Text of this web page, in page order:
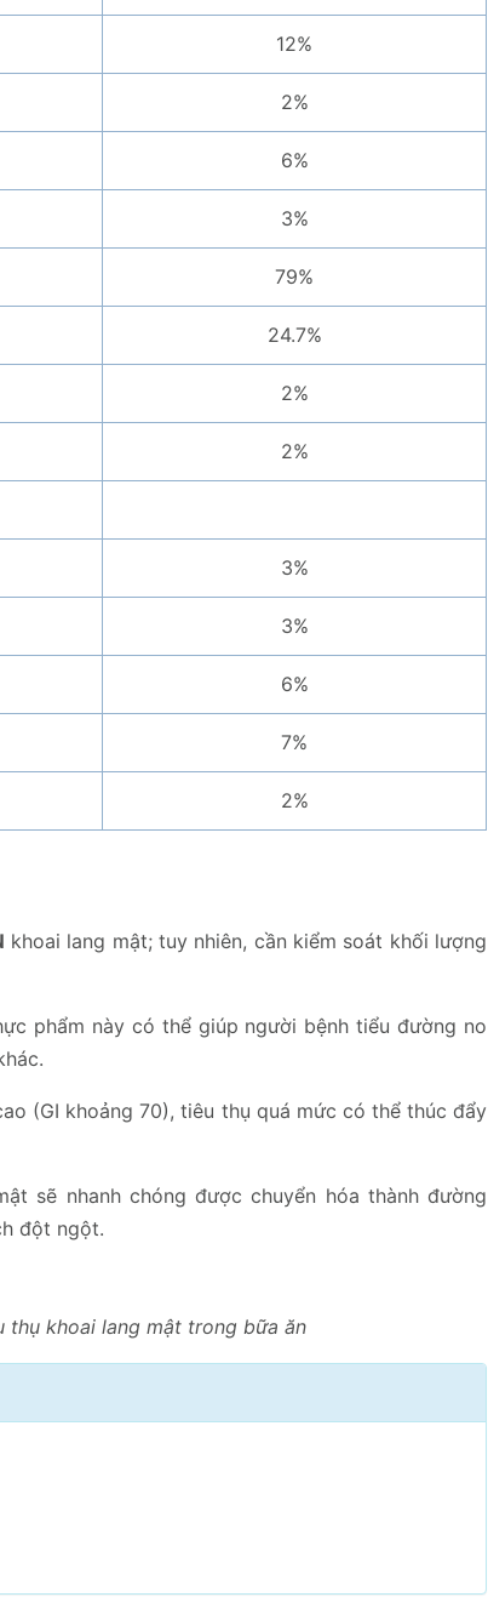
12%
2%
6%
3%
79%
24.7%
2%
2%
3%
3%
6%
7%
2%
khoai lang mật; tuy nhiên, cần kiểm soát khối lượng
phẩm này có thể giúp người bệnh tiểu đường no
(GI khoảng 70), tiêu thụ quá mức có thể thúc đẩy
sẽ nhanh chóng được chuyển hóa thành đường
đột ngột.
khoai lang mật trong bữa ăn